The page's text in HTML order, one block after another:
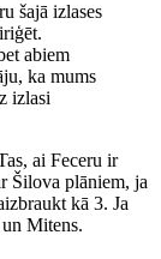
šajā izlases
abiem
ka mums
izlasi
ai Feceru ir
Šilova plāniem, ja
kā 3. Ja
Mitens.